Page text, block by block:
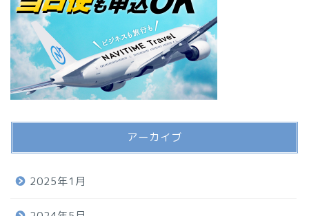
アーカイブ
2025年1月